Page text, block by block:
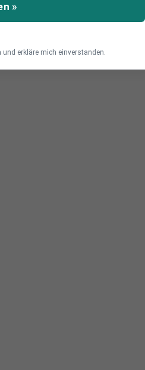
»
und erkläre mich einverstanden.